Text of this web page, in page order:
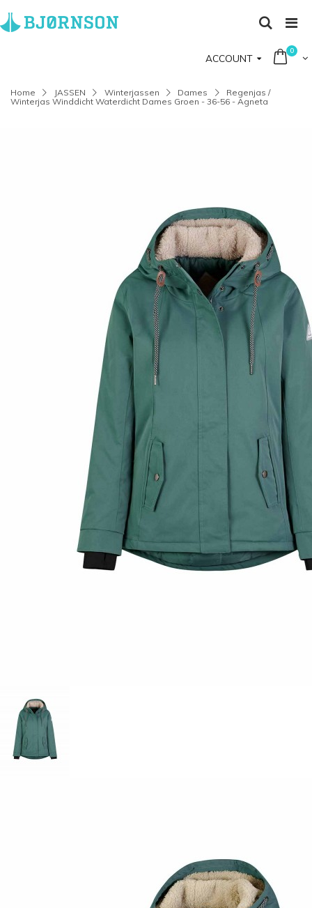
ACCOUNT
0
Home JASSEN Winterjassen Dames
Regenjas /
Winterjas Winddicht Waterdicht Dames Groen - 36-56 - Agneta